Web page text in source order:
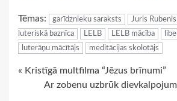
Tēmas: garīdznieku saraksts Juris Rubenis
luteriskā baznīca
LELB LELB mācība
luterāņu mācītājs
meditācijas skolotājs
Continue
« Kristīgā multfilma “Jēzus brīnumi”
Ar zobenu uzbrūk